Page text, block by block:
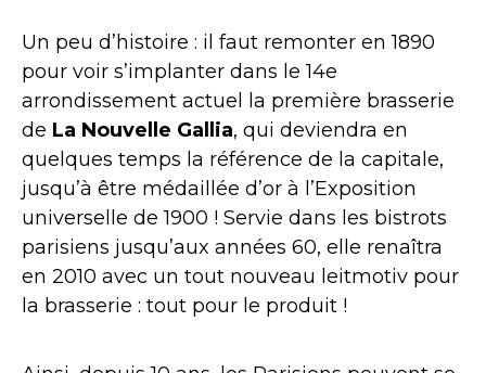
Un peu d’histoire : il faut remonter en 1890
pour voir s’implanter dans le 14e
arrondissement actuel la première brasserie
de La Nouvelle Gallia, qui deviendra en
quelques temps la référence de la capitale,
jusqu’à être médaillée d’or à l’Exposition
universelle de 1900 ! Servie dans les bistrots
parisiens jusqu’aux années 60, elle renaîtra
en 2010 avec un tout nouveau leitmotiv pour
la brasserie : tout pour le produit !